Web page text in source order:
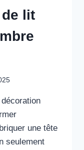
lit
une tête
seulement